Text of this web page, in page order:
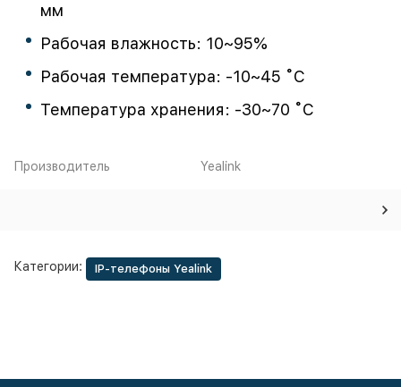
мм
Рабочая влажность: 10~95%
Рабочая температура: -10~45 ˚C
Температура хранения: -30~70 ˚C
Производитель Yealink
Категории: IP-телефоны Yealink